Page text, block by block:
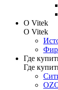
О Vitek
О Vitek
Где
Где